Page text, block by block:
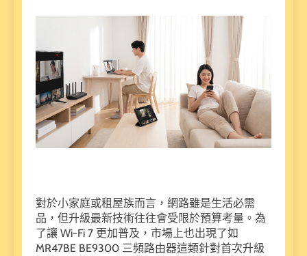
對於小家庭或租屋族而言，網路雖是生活必需
品，但升級最新技術往往會受限於預算考量。為
了讓 Wi-Fi 7 更加普及，市場上也出現了如
MR47BE BE9300 三頻路由器這類針對首次升級